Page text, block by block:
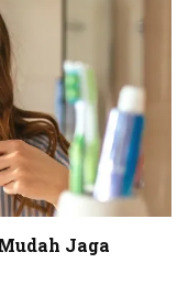
Jaga